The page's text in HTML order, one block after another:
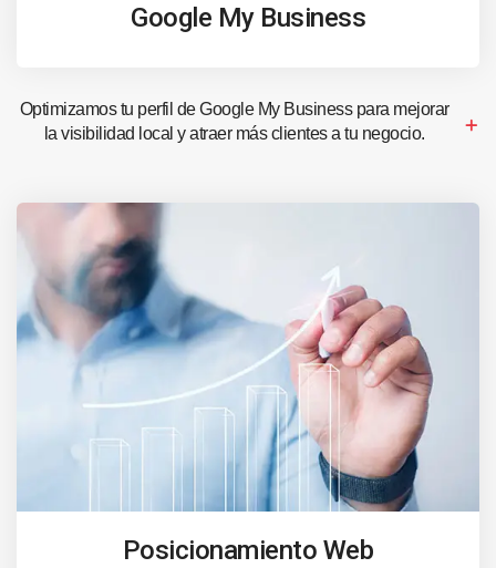
Google My Business
Optimizamos tu perfil de Google My Business para mejorar
la visibilidad local y atraer más clientes a tu negocio.
Posicionamiento Web